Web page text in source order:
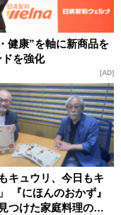
健康”を軸に新商品を
を強化
AD
キュウリ、今日もキ
『にほんのおかず』
つけた家庭料理の知